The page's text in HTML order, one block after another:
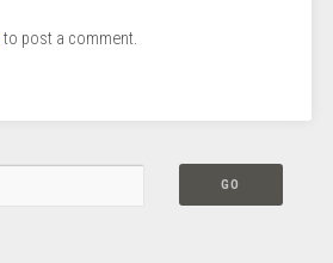
to post a comment.